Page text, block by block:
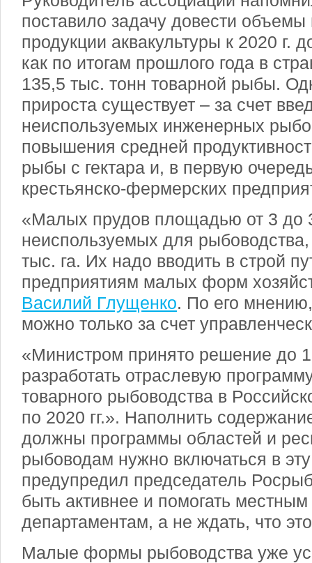
поставило задачу довести объемы
продукции аквакультуры к 2020 г.
как по итогам прошлого года в
135,5 тыс. тонн товарной рыбы.
прироста существует – за счет
неиспользуемых инженерных
повышения средней
рыбы с гектара и, в первую
крестьянско-фермерских
«Малых прудов площадью от 3 до
неиспользуемых для
тыс. га. Их надо вводить в строй
предприятиям малых форм
Василий Глущенко. По его
можно только за счет
«Министром принято решение до
разработать отраслевую
товарного рыбоводства в
по 2020 гг.». Наполнить
должны программы областей и
рыбоводам нужно включаться в
предупредил председатель
быть активнее и помогать
департаментам, а не ждать, что
Малые формы рыбоводства уже